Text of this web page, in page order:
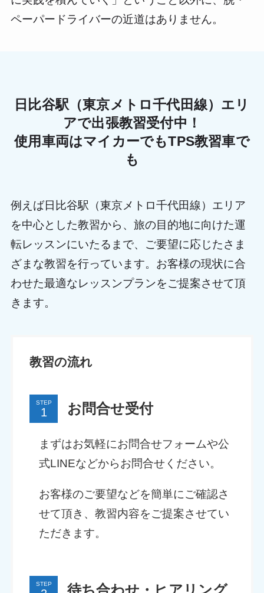
ペーパードライバーの近道はありません。
日比谷駅（東京メトロ千代田線）エリ
アで出張教習受付中！
使用車両はマイカーでもTPS教習車で
も
例えば日比谷駅（東京メトロ千代田線）エリア
を中心とした教習から、旅の目的地に向けた運
転レッスンにいたるまで、ご要望に応じたさま
ざまな教習を行っています。お客様の現状に合
わせた最適なレッスンプランをご提案させて頂
きます。
教習の流れ
STEP お問合せ受付
まずはお気軽にお問合せフォームや公
式LINEなどからお問合せください。
お客様のご要望などを簡単にご確認さ
せて頂き、教習内容をご提案させてい
ただきます。
STEP